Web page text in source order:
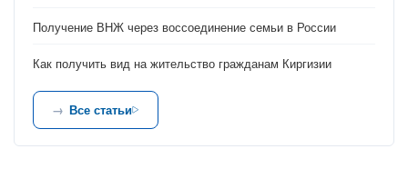
Получение ВНЖ через воссоединение семьи в России
Как получить вид на жительство гражданам Киргизии
Все статьи